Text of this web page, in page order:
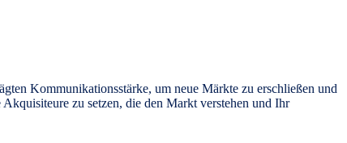
Kommunikationsstärke, um neue Märkte zu erschließen und
zu setzen, die den Markt verstehen und Ihr